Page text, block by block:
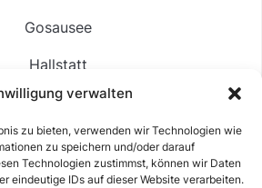
verwalten
zu bieten, verwenden wir Technologien wie
zu speichern und/oder darauf
Technologien zustimmst, können wir Daten
eindeutige IDs auf dieser Website verarbeiten.
Gosausee
Hallstatt
Langbathsee
Altausseer See
Hintersee